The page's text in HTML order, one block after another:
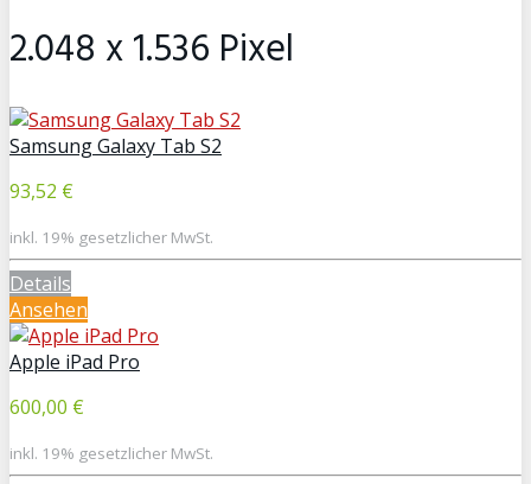
2.048 x 1.536 Pixel
Samsung Galaxy Tab S2
93,52 €
inkl. 19% gesetzlicher MwSt.
Details
Ansehen
Apple iPad Pro
600,00 €
inkl. 19% gesetzlicher MwSt.